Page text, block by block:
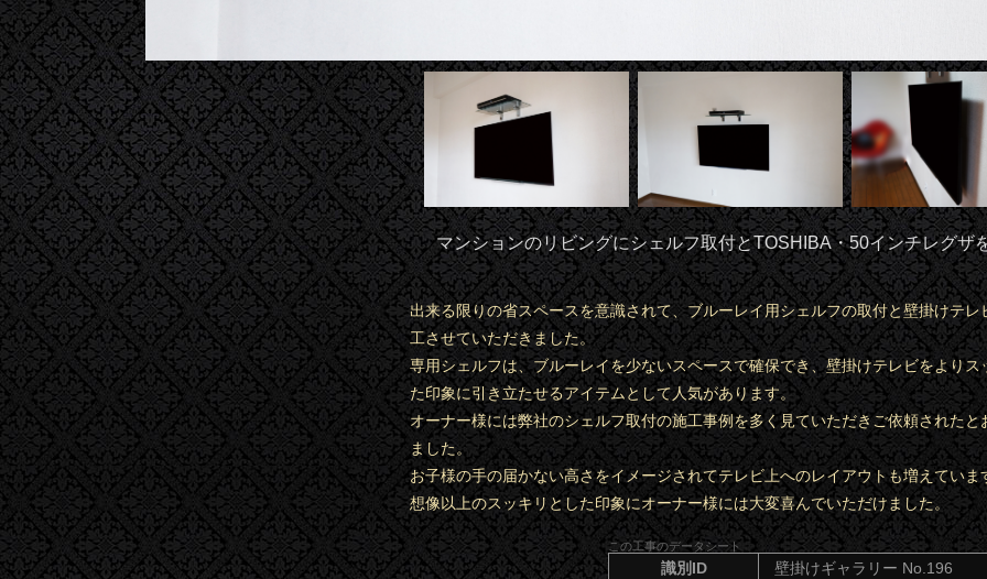
マンションのリビングにシェルフ取付とTOSHIBA・50インチレグザ
出来る限りの省スペースを意識されて、ブルーレイ用シェルフの取付と壁掛けテレ
工させていただきました。
専用シェルフは、ブルーレイを少ないスペースで確保でき、壁掛けテレビをよりス
た印象に引き立たせるアイテムとして人気があります。
オーナー様には弊社のシェルフ取付の施工事例を多く見ていただきご依頼されたと
ました。
お子様の手の届かない高さをイメージされてテレビ上へのレイアウトも増えていま
想像以上のスッキリとした印象にオーナー様には大変喜んでいただけました。
この工事のデータシート
識別ID
壁掛けギャラリー No.196